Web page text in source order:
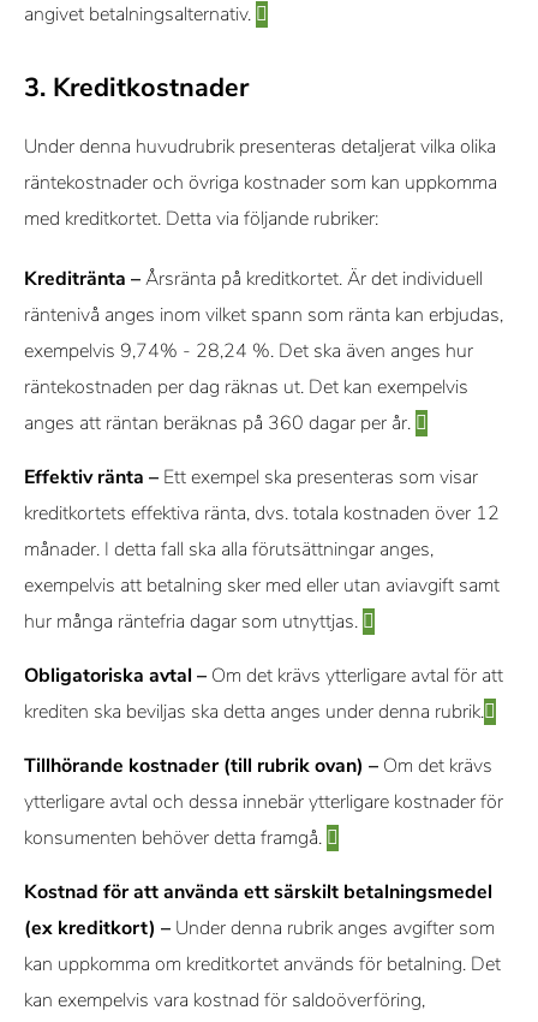
angivet betalningsalternativ.
3. Kreditkostnader
Under denna huvudrubrik presenteras detaljerat vilka olika
räntekostnader och övriga kostnader som kan uppkomma
med kreditkortet. Detta via följande rubriker:
Kreditränta –Årsränta på kreditkortet. Är det individuell
räntenivå anges inom vilket spann som ränta kan erbjudas,
exempelvis 9,74% - 28,24 %. Det ska även anges hur
räntekostnaden per dag räknas ut. Det kan exempelvis
anges att räntan beräknas på 360 dagar per år.
Effektiv ränta – Ett exempel ska presenteras som visar
kreditkortets effektiva ränta, dvs. totala kostnaden över 12
månader. I detta fall ska alla förutsättningar anges,
exempelvis att betalning sker med eller utan aviavgift samt
hur många räntefria dagar som utnyttjas.
Obligatoriska avtal – Om det krävs ytterligare avtal för att
krediten ska beviljas ska detta anges under denna rubrik.
Tillhörande kostnader (till rubrik ovan) – Om det krävs
ytterligare avtal och dessa innebär ytterligare kostnader för
konsumenten behöver detta framgå.
Kostnad för att använda ett särskilt betalningsmedel
(ex kreditkort) – Under denna rubrik anges avgifter som
kan uppkomma om kreditkortet används för betalning. Det
kan exempelvis vara kostnad för saldoöverföring,